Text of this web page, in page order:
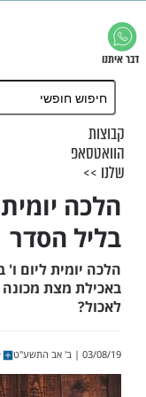
–
מכונה בליל